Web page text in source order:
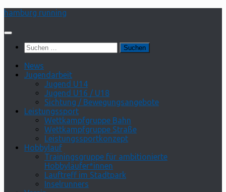
Zum
springen
hamburg running
Suchen
nach:
News
Jugendarbeit
Jugend U14
Jugend U16 / U18
Sichtung / Bewegungsangebote
Leistungssport
Wettkampfgruppe Bahn
Wettkampfgruppe Straße
Leistungssportkonzept
Hobbylauf
Trainingsgruppe für ambitionierte
Hobbyläufer*innen
Lauftreff im Stadtpark
Inselrunners